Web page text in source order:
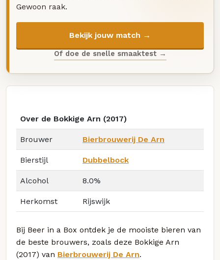
Gewoon raak.
Bekijk jouw match →
Of doe de snelle smaaktest →
Over de Bokkige Arn (2017)
Brouwer Bierbrouwerij De Arn
Bierstijl Dubbelbock
Alcohol 8.0%
Herkomst Rijswijk
Bij Beer in a Box ontdek je de mooiste bieren van
de beste brouwers, zoals deze Bokkige Arn
(2017) van Bierbrouwerij De Arn.